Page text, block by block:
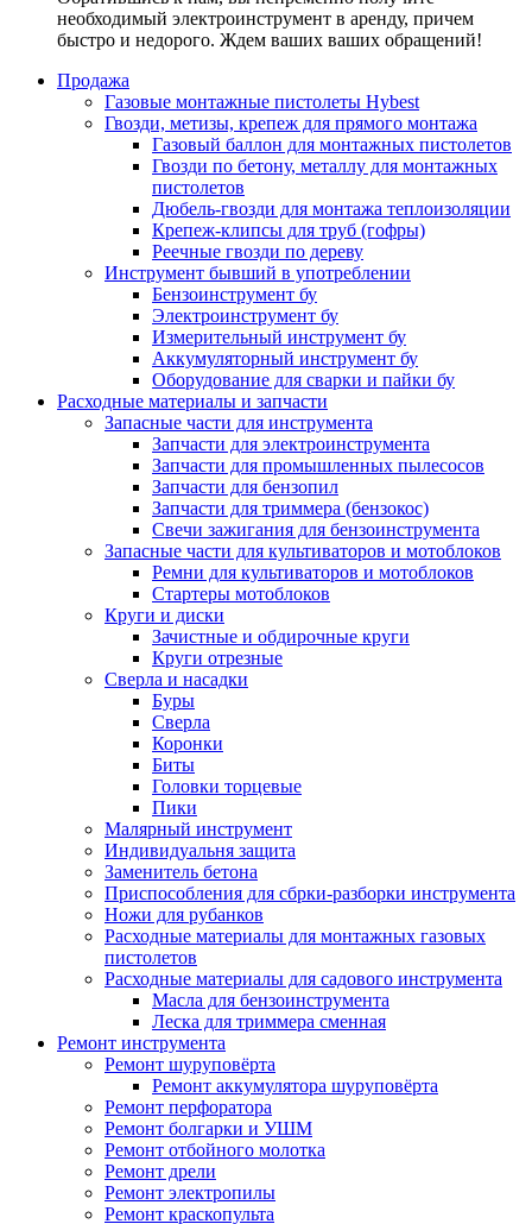
необходимый электроинструмент в аренду, причем
быстро и недорого. Ждем ваших ваших обращений!
Продажа
Газовые монтажные пистолеты Hybest
Гвозди, метизы, крепеж для прямого монтажа
Газовый баллон для монтажных пистолетов
Гвозди по бетону, металлу для монтажных
пистолетов
Дюбель-гвозди для монтажа теплоизоляции
Крепеж-клипсы для труб (гофры)
Реечные гвозди по дереву
Инструмент бывший в употреблении
Бензоинструмент бу
Электроинструмент бу
Измерительный инструмент бу
Аккумуляторный инструмент бу
Оборудование для сварки и пайки бу
Расходные материалы и запчасти
Запасные части для инструмента
Запчасти для электроинструмента
Запчасти для промышленных пылесосов
Запчасти для бензопил
Запчасти для триммера (бензокос)
Свечи зажигания для бензоинструмента
Запасные части для культиваторов и мотоблоков
Ремни для культиваторов и мотоблоков
Стартеры мотоблоков
Круги и диски
Зачистные и обдирочные круги
Круги отрезные
Сверла и насадки
Буры
Сверла
Коронки
Биты
Головки торцевые
Пики
Малярный инструмент
Индивидуальня защита
Заменитель бетона
Приспособления для сбрки-разборки инструмента
Ножи для рубанков
Расходные материалы для монтажных газовых
пистолетов
Расходные материалы для садового инструмента
Масла для бензоинструмента
Леска для триммера сменная
Ремонт инструмента
Ремонт шуруповёрта
Ремонт аккумулятора шуруповёрта
Ремонт перфоратора
Ремонт болгарки и УШМ
Ремонт отбойного молотка
Ремонт дрели
Ремонт электропилы
Ремонт краскопульта